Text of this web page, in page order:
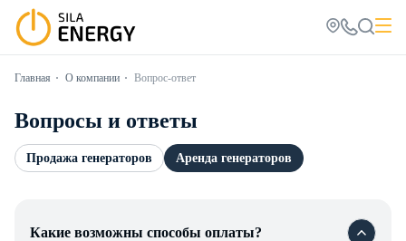
Главная О компании Вопрос-ответ
Вопросы и ответы
Продажа генераторов Аренда генераторов
Какие возможны способы оплаты?